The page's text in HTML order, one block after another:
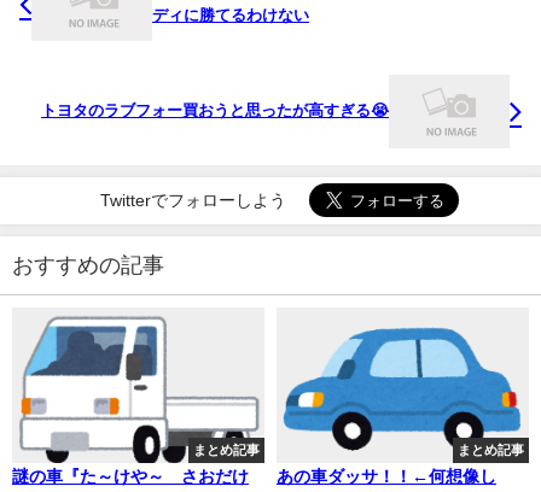
ディに勝てるわけない
トヨタのラブフォー買おうと思ったが高すぎる😭
Twitterでフォローしよう
おすすめの記事
まとめ記事
謎の車『た～けや～ さおだけ
まとめ記事
あの車ダッサ！！←何想像し